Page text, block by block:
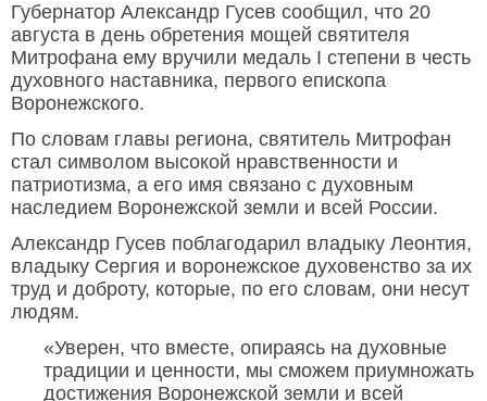
Губернатор Александр Гусев сообщил, что 20
августа в день обретения мощей святителя
Митрофана ему вручили медаль I степени в честь
духовного наставника, первого епископа
Воронежского.
По словам главы региона, святитель Митрофан
стал символом высокой нравственности и
патриотизма, а его имя связано с духовным
наследием Воронежской земли и всей России.
Александр Гусев поблагодарил владыку Леонтия,
владыку Сергия и воронежское духовенство за их
труд и доброту, которые, по его словам, они несут
людям.
«Уверен, что вместе, опираясь на духовные
традиции и ценности, мы сможем приумножать
достижения Воронежской земли и всей